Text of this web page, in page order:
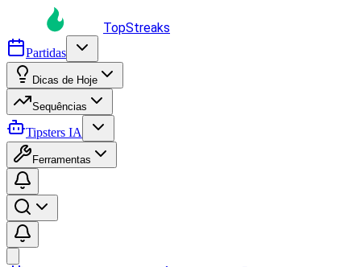
TopStreaks
Partidas
Dicas de Hoje
Sequências
Tipsters IA
Ferramentas